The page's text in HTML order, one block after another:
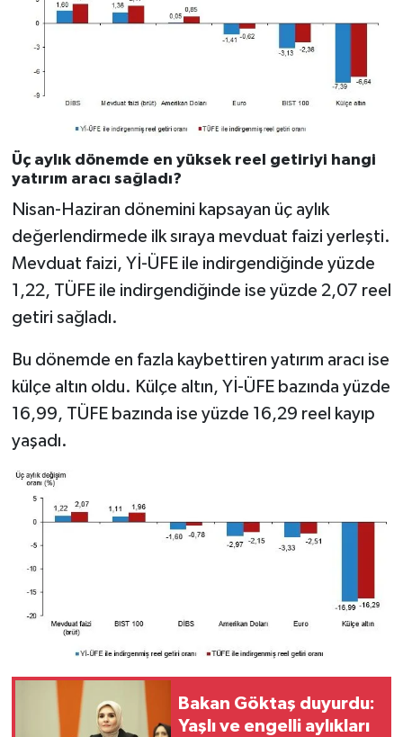
Üç aylık dönemde en yüksek reel getiriyi hangi
yatırım aracı sağladı?
Nisan-Haziran dönemini kapsayan üç aylık
değerlendirmede ilk sıraya mevduat faizi yerleşti.
Mevduat faizi, Yİ-ÜFE ile indirgendiğinde yüzde
1,22, TÜFE ile indirgendiğinde ise yüzde 2,07 reel
getiri sağladı.
Bu dönemde en fazla kaybettiren yatırım aracı ise
külçe altın oldu. Külçe altın, Yİ-ÜFE bazında yüzde
16,99, TÜFE bazında ise yüzde 16,29 reel kayıp
yaşadı.
Bakan Göktaş duyurdu:
Yaşlı ve engelli aylıkları